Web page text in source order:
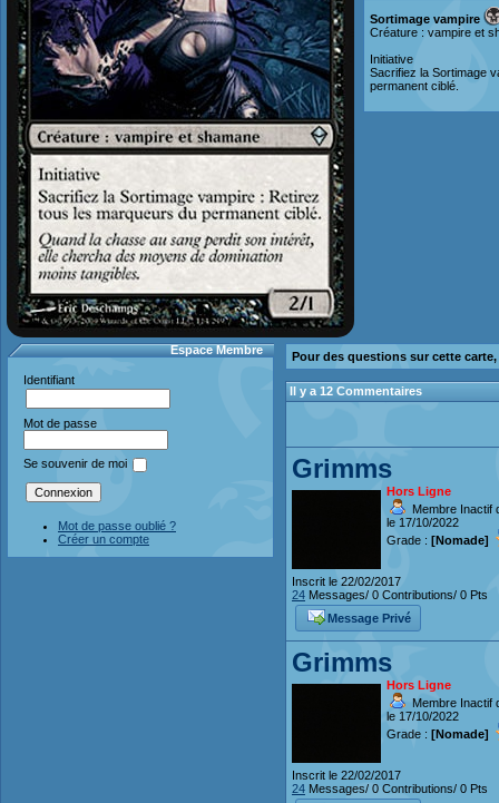
Sortimage vampire
Créature : vampire et
Initiative
Sacrifiez la Sortimage
permanent ciblé.
Espace Membre
Identifiant
Mot de passe
Se souvenir de moi
Mot de passe oublié ?
Créer un compte
Pour des questions sur cette
Il y a 12 Commentaires
Grimms
Hors Ligne
Membre Inactif
le 17/10/2022
Grade : [Nomade]
Inscrit le 22/02/2017
24 Messages/ 0 Contributions/ 0 Pts
Message Privé
Grimms
Hors Ligne
Membre Inactif
le 17/10/2022
Grade : [Nomade]
Inscrit le 22/02/2017
24 Messages/ 0 Contributions/ 0 Pts